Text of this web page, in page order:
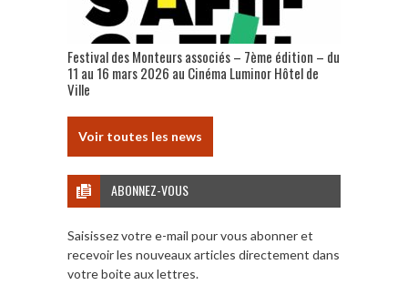
Festival des Monteurs associés – 7ème édition – du
11 au 16 mars 2026 au Cinéma Luminor Hôtel de
Ville
Voir toutes les news
ABONNEZ-VOUS
Saisissez votre e-mail pour vous abonner et
recevoir les nouveaux articles directement dans
votre boite aux lettres.